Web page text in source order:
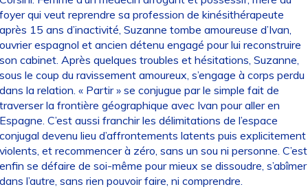
qui veut reprendre sa profession de kinésithérapeute
15 ans d’inactivité, Suzanne tombe amoureuse d’Ivan,
espagnol et ancien détenu engagé pour lui reconstruire
cabinet. Après quelques troubles et hésitations, Suzanne,
le coup du ravissement amoureux, s’engage à corps perdu
la relation. « Partir » se conjugue par le simple fait de
la frontière géographique avec Ivan pour aller en
C’est aussi franchir les délimitations de l’espace
devenu lieu d’affrontements latents puis explicitement
et recommencer à zéro, sans un sou ni personne. C’est
se défaire de soi-même pour mieux se dissoudre, s’abîmer
l’autre, sans rien pouvoir faire, ni comprendre.